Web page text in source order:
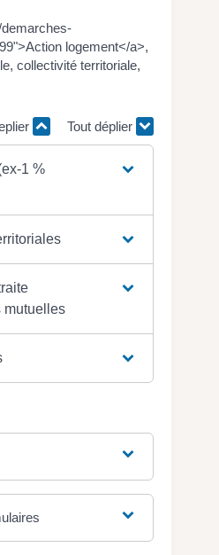
logement</a>,
collectivité territoriale,
Tout déplier
1 %
mutuelles